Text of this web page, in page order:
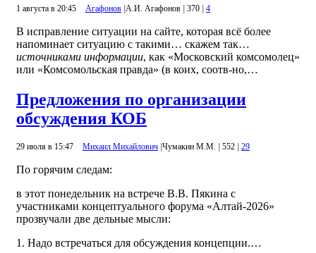
1 августа в 20:45 Агафонов |А.И. Агафонов | 370 | 4
В исправление ситуации на сайте, которая всё более
напоминает ситуацию с такими… скажем так…
источниками информации, как «Московский комсомолец»
или «Комсомольская правда» (в коих, соотв-но,…
Предложения по организации
обсуждения КОБ
29 июля в 15:47 Михаил Михайлович Чумакин М.М. 552 29
По горячим следам:
в этот понедельник на встрече В.В. Пякина с
участниками концептуального форума «Алтай-2026»
прозвучали две дельные мысли:
1. Надо встречаться для обсуждения концепции.…